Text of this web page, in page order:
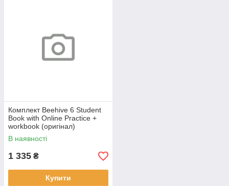
Комплект Beehive 6 Student
Book with Online Practice +
workbook (оригінал)
В наявності
1 335 ₴
Купити